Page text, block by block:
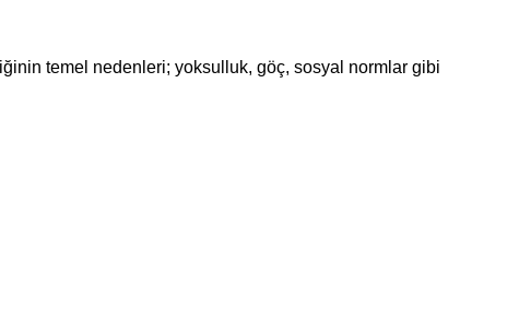
temel nedenleri; yoksulluk, göç, sosyal normlar gibi